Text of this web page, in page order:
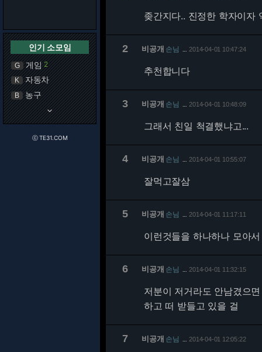
인기 소모임
G 게임 2
K 자동차
B 농구
keyboard_arrow_down
ⓒ TE31.COM
좆간지다.. 진정한 학자이자
2 비공개 손님 2014-04-01 10:47:24
추천합니다
3 비공개 손님 2014-04-01 10:48:09
그래서 친일 척결했냐고...
4 비공개 손님 2014-04-01 10:55:07
잘먹고잘삼
5 비공개 손님 2014-04-01 11:17:11
이런것들을 하나하나 모아
6 비공개 손님 2014-04-01 11:32:15
저분이 저거라도 안남겼으
하고 떠 받들고 있을 걸
7 비공개 손님 2014-04-01 12:05:22